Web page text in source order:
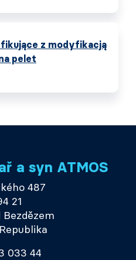
z modyfikacją
pelet
a syn ATMOS
487
21
Bezdězem
033 44